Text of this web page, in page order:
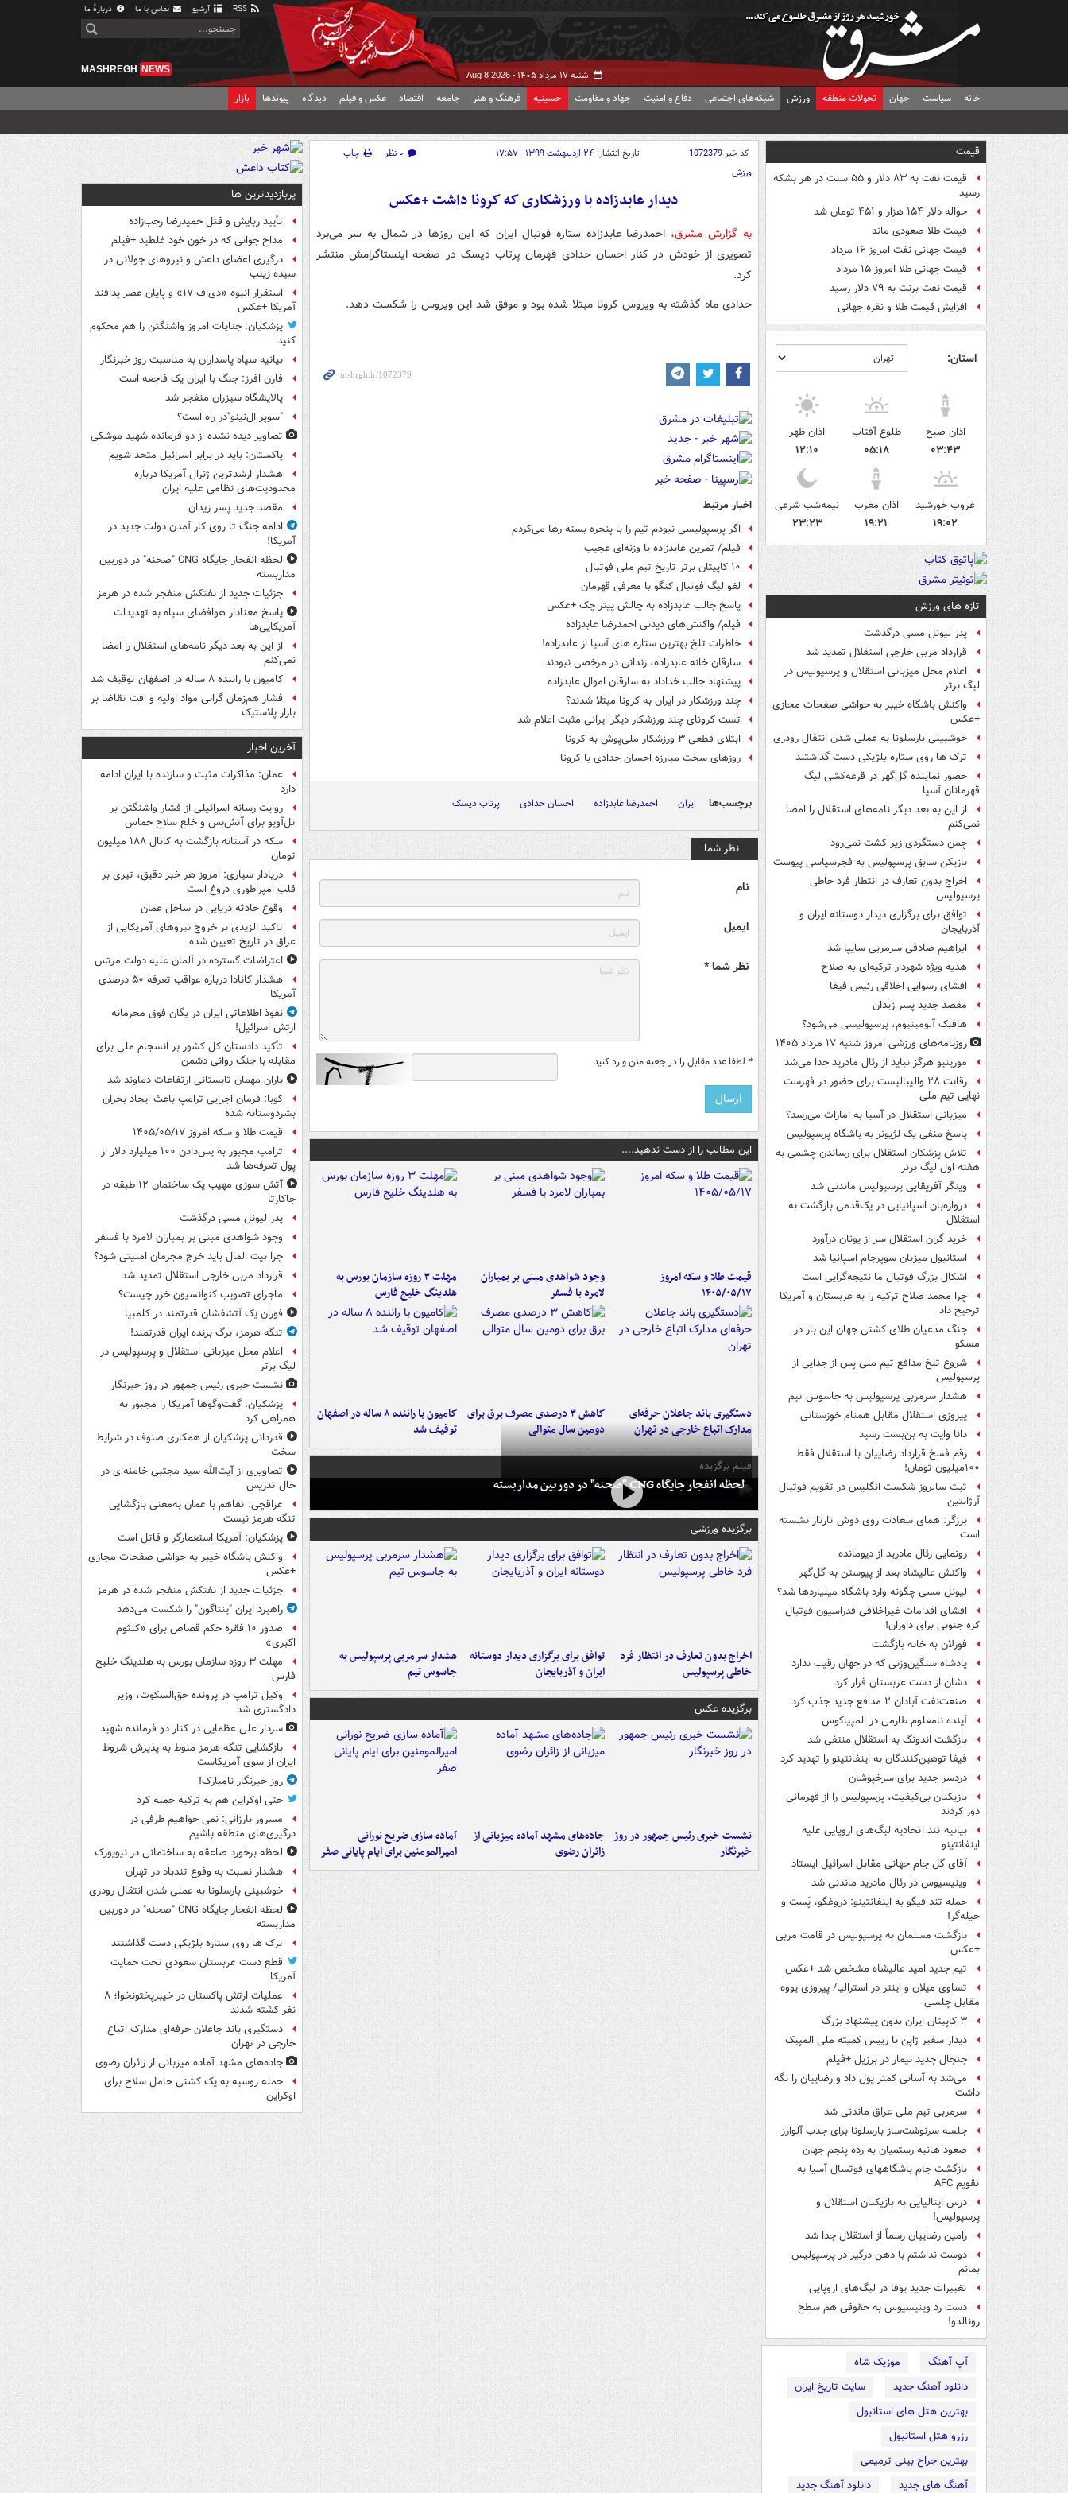
آرشیو تماس با ما دربارهٔ ما
شنبه ۱۷ مرداد ۱۴۰۵ - Aug 8 2026
MASHREGH NEWS
خانه سیاست جهان تحولات منطقه ورزش شبکه‌های اجتماعی دفاع و امنیت جهاد و مقاومت حسینیه فرهنگ و هنر جامعه اقتصاد عکس و فیلم دیدگاه پیوندها بازار
قیمت
قیمت نفت به ۸۳ دلار و ۵۵ سنت در هر بشکه
رسید
حواله دلار ۱۵۴ هزار و ۴۵۱ تومان شد
قیمت طلا صعودی ماند
قیمت جهانی نفت امروز ۱۶ مرداد
قیمت جهانی طلا امروز ۱۵ مرداد
قیمت نفت برنت به ۷۹ دلار رسید
افزایش قیمت طلا و نقره جهانی
استان:
اذان صبح
۰۳:۴۳
طلوع آفتاب
۰۵:۱۸
اذان ظهر
۱۲:۱۰
غروب خورشید
۱۹:۰۲
اذان مغرب
۱۹:۲۱
نیمه‌شب شرعی
۲۳:۲۳
تازه های ورزش
پدر لیونل مسی درگذشت
قرارداد مربی خارجی استقلال تمدید شد
اعلام محل میزبانی استقلال و پرسپولیس در
لیگ برتر
واکنش باشگاه خیبر به حواشی صفحات مجازی
+عکس
خوشبینی بارسلونا به عملی شدن انتقال رودری
ترک ها روی ستاره بلژیکی دست گذاشتند
حضور نماینده گل‌گهر در قرعه‌کشی لیگ
قهرمانان آسیا
از این به بعد دیگر نامه‌های استقلال را امضا
نمی‌کنم
چمن دستگردی زیر کشت نمی‌رود
بازیکن سابق پرسپولیس به فجرسپاسی پیوست
اخراج بدون تعارف در انتظار فرد خاطی
پرسپولیس
توافق برای برگزاری دیدار دوستانه ایران و
آذربایجان
ابراهیم صادقی سرمربی سایپا شد
هدیه ویژه شهردار ترکیه‌ای به صلاح
افشای رسوایی اخلاقی رئیس فیفا
مقصد جدید پسر زیدان
هافبک آلومینیوم، پرسپولیسی می‌شود؟
روزنامه‌های ورزشی امروز ‌شنبه ۱۷ مرداد ۱۴۰۵
مورینیو هرگز نباید از رئال مادرید جدا می‌شد
رقابت ۲۸ والیبالیست برای حضور در فهرست
نهایی تیم ملی
میزبانی استقلال در آسیا به امارات می‌رسد؟
پاسخ منفی یک لژیونر به باشگاه پرسپولیس
تلاش پزشکان استقلال برای رساندن چشمی به
هفته اول لیگ برتر
وینگر آفریقایی پرسپولیس ماندنی شد
دروازه‌بان اسپانیایی در یک‌قدمی بازگشت به
استقلال
خرید گران استقلال سر از یونان درآورد
استانبول میزبان سوپرجام اسپانیا شد
اشکال بزرگ فوتبال ما نتیجه‌گرایی است
چرا محمد صلاح ترکیه را به عربستان و آمریکا
ترجیح داد
جنگ مدعیان طلای کشتی جهان این بار در
مسکو
شروع تلخ مدافع تیم ملی پس از جدایی از
پرسپولیس
هشدار سرمربی پرسپولیس به جاسوس تیم
پیروزی استقلال مقابل همنام خوزستانی
دانا وایت به بن‌بست رسید
رقم فسخ قرارداد رضاییان با استقلال فقط
۱۰۰میلیون تومان!
ثبت سالروز شکست انگلیس در تقویم فوتبال
آرژانتین
برزگر: همای سعادت روی دوش تارتار نشسته
است
رونمایی رئال مادرید از دیومانده
واکنش عالیشاه بعد از پیوستن به گل‌گهر
لیونل مسی چگونه وارد باشگاه میلیاردها شد؟
افشای اقدامات غیراخلاقی فدراسیون فوتبال
کره جنوبی برای داوران!
فورلان به خانه بازگشت
پادشاه سنگین‌وزنی که در جهان رقیب ندارد
دشان از دست عربستان فرار کرد
صنعت‌نفت آبادان ۲ مدافع جدید جذب کرد
آینده نامعلوم طارمی در المپیاکوس
بازگشت اندونگ به استقلال منتفی شد
فیفا توهین‌کنندگان به اینفانتینو را تهدید کرد
دردسر جدید برای سرخپوشان
بازیکنان بی‌کیفیت، پرسپولیس را از قهرمانی
دور کردند
بیانیه تند اتحادیه لیگ‌های اروپایی علیه
اینفانتینو
آقای گل جام جهانی مقابل اسرائیل ایستاد
وینیسیوس در رئال مادرید ماندنی شد
حمله تند فیگو به اینفانتینو: دروغگو، پَست‌ و
حیله‌گر!
بازگشت مسلمان به پرسپولیس در قامت مربی
+عکس
تیم جدید امید عالیشاه مشخص شد +عکس
تساوی میلان و اینتر در استرالیا/ پیروزی یووه
مقابل چلسی
۳ کاپیتان ایران بدون پیشنهاد بزرگ
دیدار سفیر ژاپن با رییس کمیته ملی المپیک
جنجال جدید نیمار در برزیل +فیلم
می‌شد به آسانی کمتر پول داد و رضاییان را نگه
داشت
سرمربی تیم ملی عراق ماندنی شد
جلسه سرنوشت‌ساز بارسلونا برای جذب آلوارز
صعود هانیه رستمیان به رده پنجم جهان
بازگشت جام باشگاههای فوتسال آسیا به
تقویم AFC
درس ایتالیایی‌ به بازیکنان استقلال و
پرسپولیس!
رامین رضاییان رسماً از استقلال جدا شد
دوست نداشتم با ذهن درگیر در پرسپولیس
بمانم
تغییرات جدید یوفا در لیگ‌های اروپایی
دست رد وینیسیوس به حقوقی هم سطح
رونالدو!
آپ آهنگ
موزیک شاه
دانلود آهنگ جدید
سایت تاریخ ایران
بهترین هتل های استانبول
رزرو هتل استانبول
بهترین جراح بینی ترمیمی
آهنگ های جدید
دانلود آهنگ جدید
کد خبر1072379 تاریخ انتشار: ۲۴ اردیبهشت ۱۳۹۹ - ۱۷:۵۷ ۰ نظر
چاپ
ورزش
دیدار عابدزاده با ورزشکاری که کرونا داشت +عکس
به گزارش مشرق، احمدرضا عابدزاده ستاره فوتبال ایران که این روزها در شمال به سر می‌برد
تصویری از خودش در کنار احسان حدادی قهرمان پرتاب دیسک در صفحه اینستاگرامش منتشر
کرد.
حدادی ماه گذشته به ویروس کرونا مبتلا شده بود و موفق شد این ویروس را شکست دهد.
اخبار مرتبط
اگر پرسپولیسی نبودم تیم را با پنجره بسته رها می‌کردم
فیلم/ تمرین عابدزاده با وزنه‌ای عجیب
۱۰ کاپیتان برتر تاریخ تیم ملی فوتبال
لغو لیگ فوتبال کنگو با معرفی قهرمان
پاسخ جالب عابدزاده به چالش پیتر چک +عکس
فیلم/ واکنش‌های دیدنی احمدرضا عابدزاده
خاطرات تلخ بهترین ستاره های آسیا از عابدزاده!
سارقان خانه عابدزاده، زندانی در مرخصی نبودند
پیشنهاد جالب خداداد به سارقان اموال عابدزاده
چند ورزشکار در ایران به کرونا مبتلا شدند؟
تست کرونای چند ورزشکار دیگر ایرانی مثبت اعلام شد
ابتلای قطعی ۳ ورزشکار ملی‌پوش به کرونا
روزهای سخت مبارزه احسان حدادی با کرونا
برچسب‌ها ایران احمدرضا عابدزاده احسان حدادی پرتاب دیسک
نظر شما
نام
ایمیل
نظر شما *
* لطفا عدد مقابل را در جعبه متن وارد کنید
این مطالب را از دست ندهید....
قیمت طلا و سکه امروز
۱۴۰۵/۰۵/۱۷
وجود شواهدی مبنی بر بمباران
لامرد با فسفر
مهلت ۳ روزه سازمان بورس به
هلدینگ خلیج فارس
دستگیری باند جاعلان حرفه‌ای
مدارک اتباع خارجی در تهران
کاهش ۳ درصدی مصرف برق برای
دومین سال متوالی
کامیون با راننده ۸ ساله در اصفهان
توقیف شد
فیلم برگزیده
لحظه انفجار جایگاه CNG "صحنه" در دوربین مداربسته
برگزیده ورزشی
اخراج بدون تعارف در انتظار فرد
خاطی پرسپولیس
توافق برای برگزاری دیدار دوستانه
ایران و آذربایجان
هشدار سرمربی پرسپولیس به
جاسوس تیم
برگزیده عکس
نشست خبری رئیس جمهور در روز
خبرنگار
جاده‌های مشهد آماده میزبانی از
زائران رضوی
آماده سازی ضریح نورانی
امیرالمومنین برای ایام پایانی صفر
پربازدیدترین ها
تأیید ربایش و قتل حمیدرضا رجب‌زاده
مداح جوانی که در خون خود غلطید +فیلم
درگیری اعضای داعش و نیروهای جولانی در
سیده زینب
استقرار انبوه «دی‌اف‑۱۷» و پایان عصر پدافند
آمریکا +عکس
پزشکیان: جنایات امروز واشنگتن را هم محکوم
کنید
بیانیه سپاه پاسداران به مناسبت روز خبرنگار
فارن افرز: جنگ با ایران یک فاجعه است
پالایشگاه سیزران منفجر شد
"سوپر ال‌نینو"در راه است؟
تصاویر دیده‌ نشده از دو فرمانده شهید موشکی
پاکستان: باید در برابر اسرائیل متحد شویم
هشدار ارشدترین ژنرال آمریکا درباره
محدودیت‌های نظامی علیه ایران
مقصد جدید پسر زیدان
ادامه جنگ تا روی کار آمدن دولت جدید در
آمریکا!
لحظه انفجار جایگاه CNG "صحنه" در دوربین
مداربسته
جزئیات جدید از نفتکش منفجر شده در هرمز
پاسخ معنادار هوافضای سپاه به تهدیدات
آمریکایی‌ها
از این به بعد دیگر نامه‌های استقلال را امضا
نمی‌کنم
کامیون با راننده ۸ ساله در اصفهان توقیف شد
فشار هم‌زمان گرانی مواد اولیه و افت تقاضا بر
بازار پلاستیک
آخرین اخبار
عمان: مذاکرات مثبت و سازنده با ایران ادامه
دارد
روایت رسانه اسرائیلی از فشار واشنگتن بر
تل‌آویو برای آتش‌بس و خلع سلاح حماس
سکه در آستانه بازگشت به کانال ۱۸۸ میلیون
تومان
دریادار سیاری: امروز هر خبر دقیق، تیری بر
قلب امپراطوری دروغ است
وقوع حادثه دریایی در ساحل عمان
تاکید الزیدی بر خروج نیروهای آمریکایی از
عراق در تاریخ تعیین شده
اعتراضات گسترده در آلمان علیه دولت مرتس
هشدار کانادا درباره عواقب تعرفه ۵۰ درصدی
آمریکا
نفوذ اطلاعاتی ایران در یگان فوق محرمانه
ارتش اسرائیل!
تأکید دادستان کل کشور بر انسجام ملی برای
مقابله با جنگ روانی دشمن
باران مهمان تابستانی ارتفاعات دماوند شد
کوبا: فرمان اجرایی ترامپ باعث ایجاد بحران
بشردوستانه شده
قیمت طلا و سکه امروز ۱۴۰۵/۰۵/۱۷
ترامپ مجبور به پس‌دادن ۱۰۰ میلیارد دلار از
پول تعرفه‌ها شد
آتش سوزی مهیب یک ساختمان ۱۲ طبقه در
جاکارتا
پدر لیونل مسی درگذشت
وجود شواهدی مبنی بر بمباران لامرد با فسفر
چرا بیت المال باید خرج مجرمان امنیتی شود؟
قرارداد مربی خارجی استقلال تمدید شد
ماجرای تصویب کنوانسیون خزر چیست؟
فوران یک آتشفشان قدرتمند در کلمبیا
تنگه هرمز، برگ برنده ایران قدرتمند!
اعلام محل میزبانی استقلال و پرسپولیس در
لیگ برتر
نشست خبری رئیس جمهور در روز خبرنگار
پزشکیان: گفت‌وگوها آمریکا را مجبور به
همراهی کرد
قدردانی پزشکیان از همکاری صنوف در شرایط
سخت
تصاویری از آیت‌الله سید مجتبی خامنه‌ای در
حال تدریس
عراقچی: تفاهم با عمان به‌معنی بازگشایی
تنگه هرمز نیست
پزشکیان: آمریکا استعمارگر و قاتل است
واکنش باشگاه خیبر به حواشی صفحات مجازی
+عکس
جزئیات جدید از نفتکش منفجر شده در هرمز
راهبرد ایران "پنتاگون" را شکست می‌دهد
صدور ۱۰ فقره حکم قصاص برای «کلثوم
اکبری»
مهلت ۳ روزه سازمان بورس به هلدینگ خلیج
فارس
وکیل ترامپ در پرونده حق‌السکوت، وزیر
دادگستری شد
سردار علی عظمایی در کنار دو فرمانده شهید
بازگشایی تنگه هرمز منوط به پذیرش شروط
ایران از سوی آمریکاست
روز خبرنگار نامبارک!
حتی اوکراین هم به ترکیه حمله کرد
مسرور بارزانی: نمی خواهیم طرفی در
درگیری‌های منطقه باشیم
لحظه برخورد صاعقه به ساختمانی در نیویورک
هشدار نسبت به وفوع تندباد در تهران
خوشبینی بارسلونا به عملی شدن انتقال رودری
لحظه انفجار جایگاه CNG "صحنه" در دوربین
مداربسته
ترک ها روی ستاره بلژیکی دست گذاشتند
قطع دست عربستان سعودیِ تحت حمایت
آمریکا
عملیات ارتش پاکستان در خیبرپختونخوا؛ ۸
نفر کشته شدند
دستگیری باند جاعلان حرفه‌ای مدارک اتباع
خارجی در تهران
جاده‌های مشهد آماده میزبانی از زائران رضوی
حمله روسیه به یک کشتی حامل سلاح برای
اوکراین